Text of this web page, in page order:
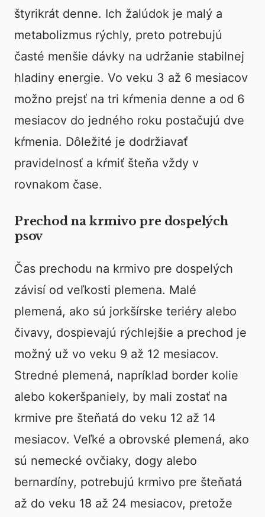
štyrikrát denne. Ich žalúdok je malý a
metabolizmus rýchly, preto potrebujú
časté menšie dávky na udržanie stabilnej
hladiny energie. Vo veku 3 až 6 mesiacov
možno prejsť na tri kŕmenia denne a od 6
mesiacov do jedného roku postačujú dve
kŕmenia. Dôležité je dodržiavať
pravidelnosť a kŕmiť šteňa vždy v
rovnakom čase.
Prechod na krmivo pre dospelých
psov
Čas prechodu na krmivo pre dospelých
závisí od veľkosti plemena. Malé
plemená, ako sú jorkšírske teriéry alebo
čivavy, dospievajú rýchlejšie a prechod je
možný už vo veku 9 až 12 mesiacov.
Stredné plemená, napríklad border kolie
alebo kokeršpaniely, by mali zostať na
krmive pre šteňatá do veku 12 až 14
mesiacov. Veľké a obrovské plemená, ako
sú nemecké ovčiaky, dogy alebo
bernardíny, potrebujú krmivo pre šteňatá
až do veku 18 až 24 mesiacov, pretože